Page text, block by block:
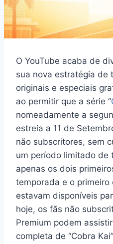
O YouTube acaba de
sua nova estratégia de
originais e especiais
ao permitir que a série “
nomeadamente a
estreia a 11 de
não subscritores, sem
um período limitado
apenas os dois
temporada e o primeiro
estavam disponíveis
hoje, os fãs não
Premium podem
completa de “Cobra